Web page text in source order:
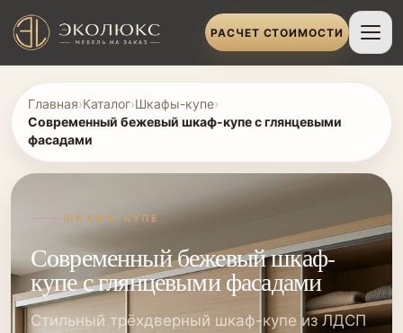
РАСЧЕТ СТОИМОСТИ
Главная›Каталог›Шкафы-купе›
Современный бежевый шкаф-купе с глянцевыми
фасадами
ШКАФЫ-КУПЕ
Современный бежевый шкаф-
купе с глянцевыми фасадами
Стильный трёхдверный шкаф-купе из ЛДСП